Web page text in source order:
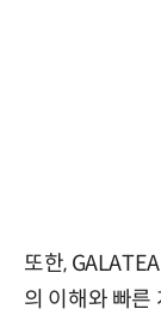
또한,
의 이해와 빠른